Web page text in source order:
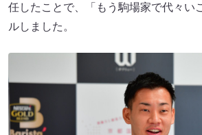
任したことで、「もう駒場家で代々い
ルしました。